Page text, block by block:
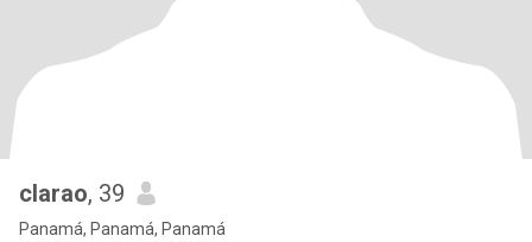
clarao, 39
Panamá, Panamá, Panamá